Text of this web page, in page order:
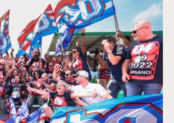
retour en septembre